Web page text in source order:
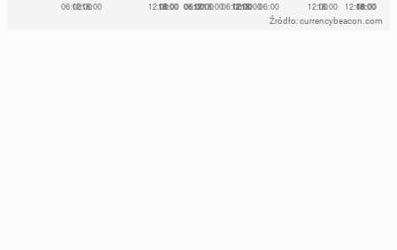
Źródło: currencybeacon.com